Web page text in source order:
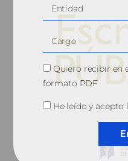
Quiero recibir en
formato PDF
He leído y acepto